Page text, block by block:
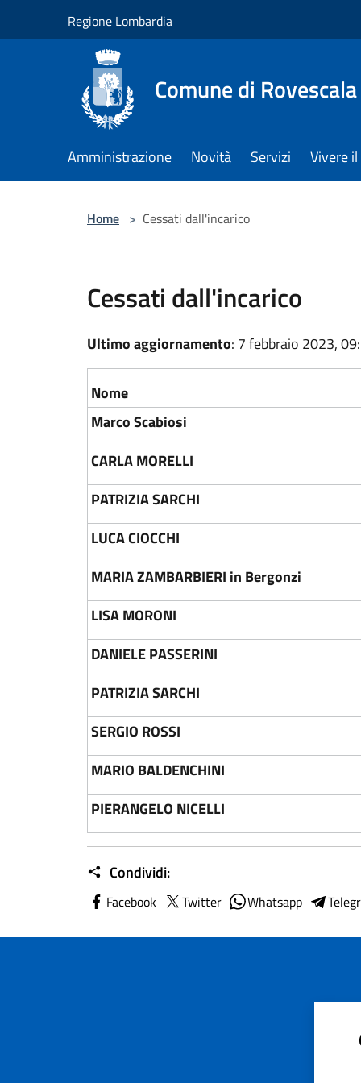
Regione Lombardia
Comune di Rovescala
Amministrazione Novità Servizi Vivere
Home > Cessati dall'incarico
Cessati dall'incarico
Ultimo aggiornamento: 7 febbraio 2023,
Nome
Marco Scabiosi
CARLA MORELLI
PATRIZIA SARCHI
LUCA CIOCCHI
MARIA ZAMBARBIERI in Bergonzi
LISA MORONI
DANIELE PASSERINI
PATRIZIA SARCHI
SERGIO ROSSI
MARIO BALDENCHINI
PIERANGELO NICELLI
Condividi:
Facebook Twitter Whatsapp